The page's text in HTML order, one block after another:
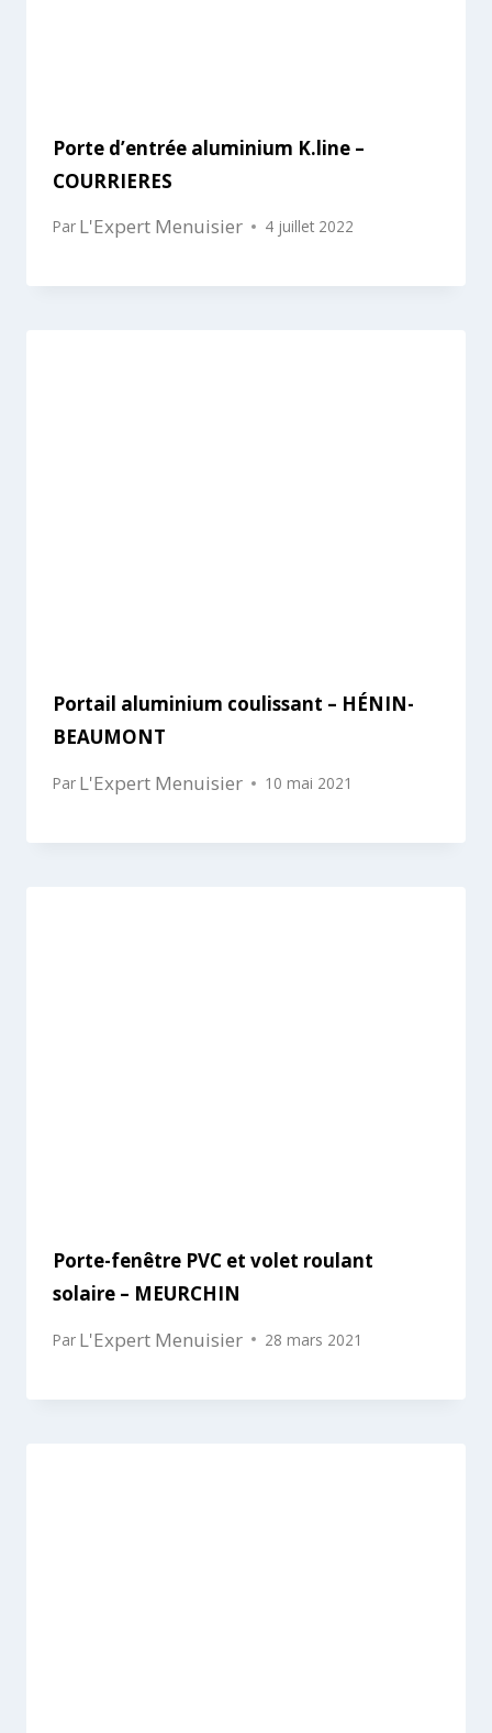
Porte d’entrée aluminium K.line –
COURRIERES
Par L'Expert Menuisier 4 juillet 2022
Portail aluminium coulissant – HÉNIN-
BEAUMONT
Par L'Expert Menuisier 10 mai 2021
Porte-fenêtre PVC et volet roulant
solaire – MEURCHIN
Par L'Expert Menuisier 28 mars 2021